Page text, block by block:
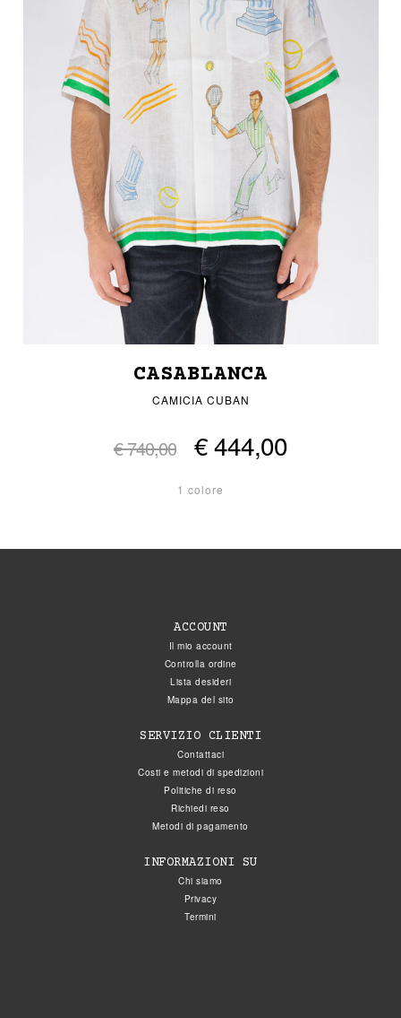
CASABLANCA
CAMICIA CUBAN
€ 740,00 € 444,00
1 colore
ACCOUNT
Il mio account
Controlla ordine
Lista desideri
Mappa del sito
SERVIZIO CLIENTI
Contattaci
Costi e metodi di spedizioni
Politiche di reso
Richiedi reso
Metodi di pagamento
INFORMAZIONI SU
Chi siamo
Privacy
Termini